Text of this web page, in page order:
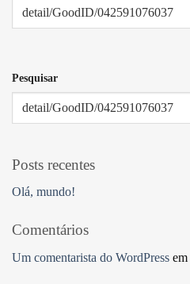
Pesquisar
Posts recentes
Olá, mundo!
Comentários
Um comentarista do WordPress em